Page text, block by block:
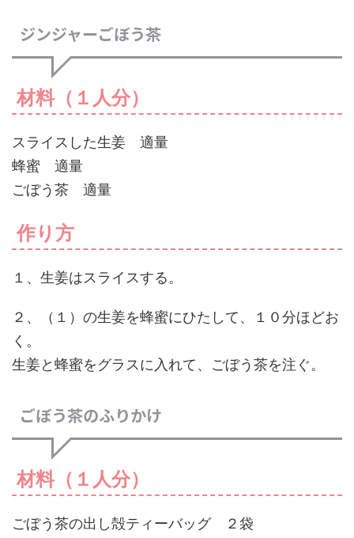
ジンジャーごぼう茶
材料（１人分）
スライスした生姜 適量
蜂蜜 適量
ごぼう茶 適量
作り方
１、生姜はスライスする。
２、（１）の生姜を蜂蜜にひたして、１０分ほどお
く。
生姜と蜂蜜をグラスに入れて、ごぼう茶を注ぐ。
ごぼう茶のふりかけ
材料（１人分）
ごぼう茶の出し殻ティーバッグ ２袋